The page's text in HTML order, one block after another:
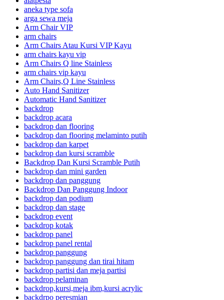
aneka type sofa
arga sewa meja
Arm Chair VIP
arm chairs
Arm Chairs Atau Kursi VIP Kayu
arm chairs kayu vip
Arm Chairs Q line Stainless
arm chairs vip kayu
Arm Chairs,Q Line Stainless
Auto Hand Sanitizer
Automatic Hand Sanitizer
backdrop
backdrop acara
backdrop dan flooring
backdrop dan flooring melaminto putih
backdrop dan karpet
backdrop dan kursi scramble
Backdrop Dan Kursi Scramble Putih
backdrop dan mini garden
backdrop dan panggung
Backdrop Dan Panggung Indoor
backdrop dan podium
backdrop dan stage
backdrop event
backdrop kotak
backdrop panel
backdrop panel rental
backdrop panggung
backdrop panggung dan tirai hitam
backdrop partisi dan meja partisi
backdrop pelaminan
backdrop,kursi,meja ibm,kursi acrylic
backdrpo peresmian